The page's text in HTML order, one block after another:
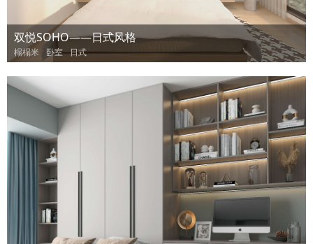
双悦SOHO——日式风格
榻榻米 卧室 日式